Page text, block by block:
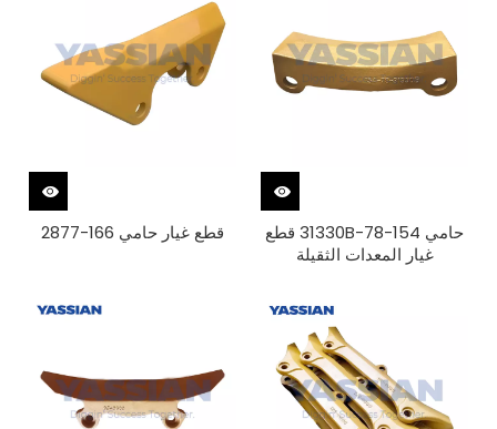
حامي 154-78-31330B قطع
غيار المعدات الثقيلة
قطع غيار حامي 166-2877